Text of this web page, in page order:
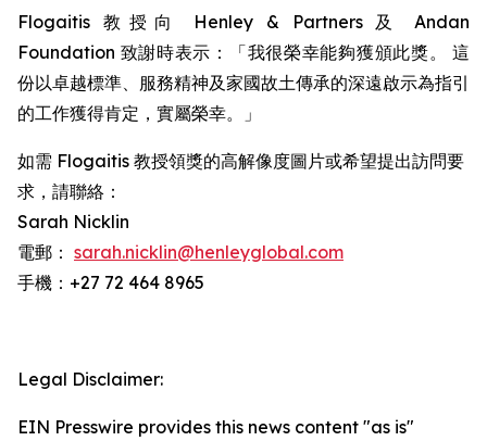
Flogaitis 教授向 Henley & Partners 及 Andan
Foundation 致謝時表示：「我很榮幸能夠獲頒此獎。 這
份以卓越標準、服務精神及家國故土傳承的深遠啟示為指引
的工作獲得肯定，實屬榮幸。」
如需 Flogaitis 教授領獎的高解像度圖片或希望提出訪問要
求，請聯絡：
Sarah Nicklin
電郵： sarah.nicklin@henleyglobal.com
手機：+27 72 464 8965
Legal Disclaimer:
EIN Presswire provides this news content "as is"